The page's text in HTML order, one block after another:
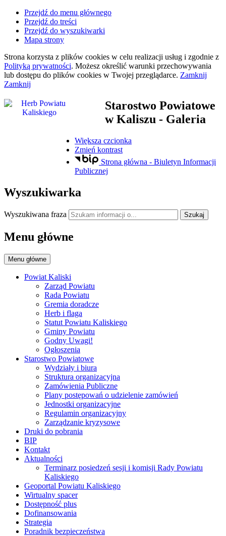
Przejdź do menu głównego
Przejdź do treści
Przejdź do wyszukiwarki
Mapa strony
Strona korzysta z plików cookies w celu realizacji usług i zgodnie z
Polityką prywatności. Możesz określić warunki przechowywania
lub dostępu do plików cookies w Twojej przeglądarce. Zamknij
Zamknij
Starostwo Powiatowe
w Kaliszu - Galeria
Większa czcionka
Zmień kontrast
Strona główna - Biuletyn Informacji
Publicznej
Wyszukiwarka
Wyszukiwana fraza Szukaj
Menu główne
Menu główne
Powiat Kaliski
Zarząd Powiatu
Rada Powiatu
Gremia doradcze
Herb i flaga
Statut Powiatu Kaliskiego
Gminy Powiatu
Godny Uwagi!
Ogłoszenia
Starostwo Powiatowe
Wydziały i biura
Struktura organizacyjna
Zamówienia Publiczne
Plany postępowań o udzielenie zamówień
Jednostki organizacyjne
Regulamin organizacyjny
Zarządzanie kryzysowe
Druki do pobrania
BIP
Kontakt
Aktualności
Terminarz posiedzeń sesji i komisji Rady Powiatu
Kaliskiego
Geoportal Powiatu Kaliskiego
Wirtualny spacer
Dostępność plus
Dofinansowania
Strategia
Poradnik bezpieczeństwa